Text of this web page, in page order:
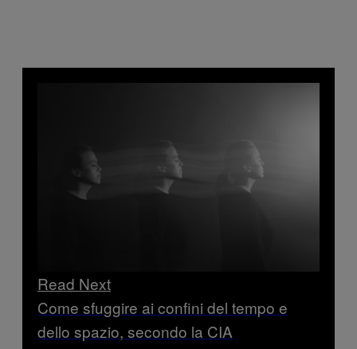
Read Next
Come sfuggire ai confini del tempo e
dello spazio, secondo la CIA